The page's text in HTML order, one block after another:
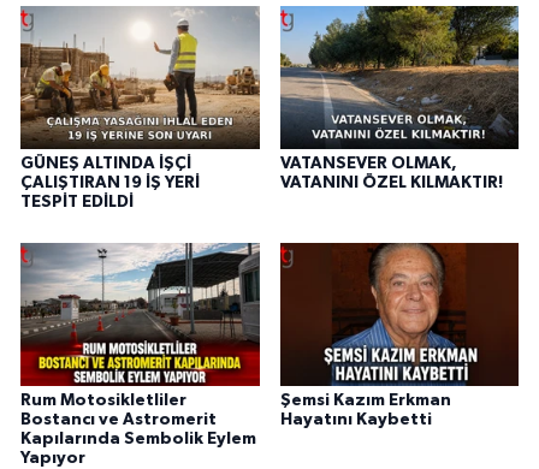
GÜNEŞ ALTINDA İŞÇİ
ÇALIŞTIRAN 19 İŞ YERİ
TESPİT EDİLDİ
VATANSEVER OLMAK,
VATANINI ÖZEL KILMAKTIR!
Rum Motosikletliler
Bostancı ve Astromerit
Kapılarında Sembolik Eylem
Yapıyor
Şemsi Kazım Erkman
Hayatını Kaybetti